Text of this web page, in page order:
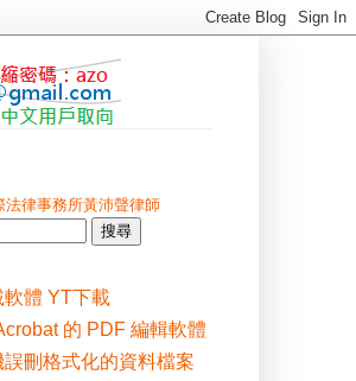
法律事務所黃沛聲律師
體 YT下載
的 PDF 編輯軟體
刪格式化的資料檔案